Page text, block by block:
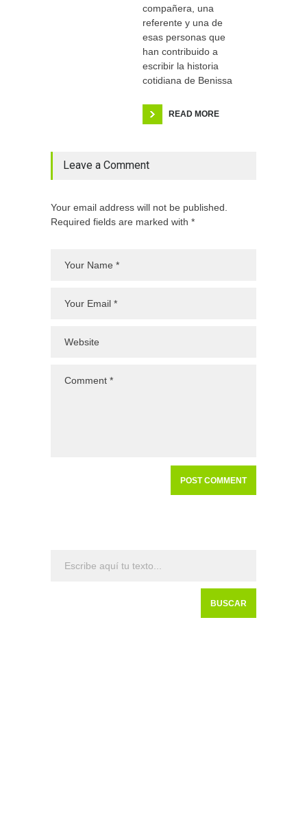
compañera, una
referente y una de
esas personas que
han contribuido a
escribir la historia
cotidiana de Benissa
READ MORE
Leave a Comment
Your email address will not be published.
Required fields are marked with *